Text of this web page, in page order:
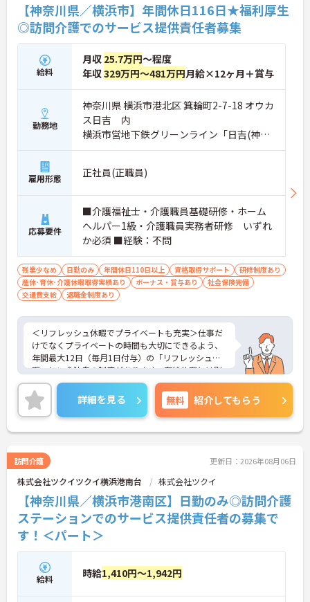
務効率化のために業務用スマホの貸与もあり、スム
ーズに業務を行えます。お客様の「あたりまえの日
常生活」を支えるプロフェッショナルとしてスキル
を磨けるだけでなく、キャリアアップ制度を通じて
将来的なステップアップも目指せます。
【神奈川県／横浜市】年間休日116日★福利厚生
◎訪問介護でのサービス提供責任者募集
給料
月収 25.7万円～程度
年収329万円～481万円月給×12ヶ月＋賞与
勤務地
神奈川県 横浜市港北区 箕輪町2-7-18 オウカ
ス日吉 内
横浜市営地下鉄グリーンライン「日吉(神奈
川)駅」徒歩12分
雇用形態 正社員(正職員)
応募要件
■介護福祉士・介護職員基礎研修・ホーム
ヘルパー1級・介護職員実務者研修 いずれ
か必須 ■経験：不問
残業少なめ 日勤のみ 年間休日110日以上 資格取得サポート
研修制度あり
産休･育休･介護休暇取得実績あり
ボーナス・賞与あり
社会保険完備
交通費支給
退職金制度あり
＜リフレッシュ休暇でプライベートも充実＞仕事だ
けでなくプライベートの時間も大切にできるよう、
年間最大12日（毎月1日付与）の「リフレッシュ休
暇」という独自の制度があります。有給休暇とは別
に付与されるため、これらを組み合わせて連休を取
得し、旅行や趣味を楽しむスタッフも多くいます。
また、残業は月平均10時間程度と少なめで、夜勤も
ないため、生活リズムを整えやすく、無理なく長く
働き続けられる環境です。
プロへ＞サービス提供責任者として、お客様が望む
生活を実現するためにケアプランを調整し、ヘルパ
ーへの指示や連携を行う重要なポジションです。業
務効率化のために業務用スマホの貸与もあり、スム
ーズに業務を行えます。お客様の「あたりまえの日
常生活」を支えるプロフェッショナルとしてスキル
を磨けるだけでなく、キャリアアップ制度を通じて
将来的なステップアップも目指せます。
詳細を見る 無料 紹介してもらう
訪問介護 更新日：2026年08月06日
株式会社ツクイツクイ横浜港南台 株式会社ツクイ
【神奈川県／横浜市港南区】日勤のみ◎訪問介護
ステーションでのサービス提供責任者の募集で
す！＜パート＞
給料 時給1,410円～1,942円